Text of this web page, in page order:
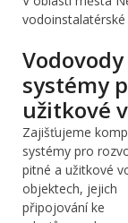
vodoinstalatérské
systémy
užitkové
Zajišťujeme
systémy pro
pitné a užitkové
objektech, jejich
připojování ke